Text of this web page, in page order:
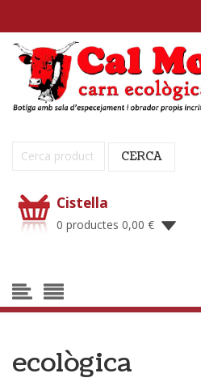
Cerca: CERCA
Cistella
0 productes 0,00 €
ecològica